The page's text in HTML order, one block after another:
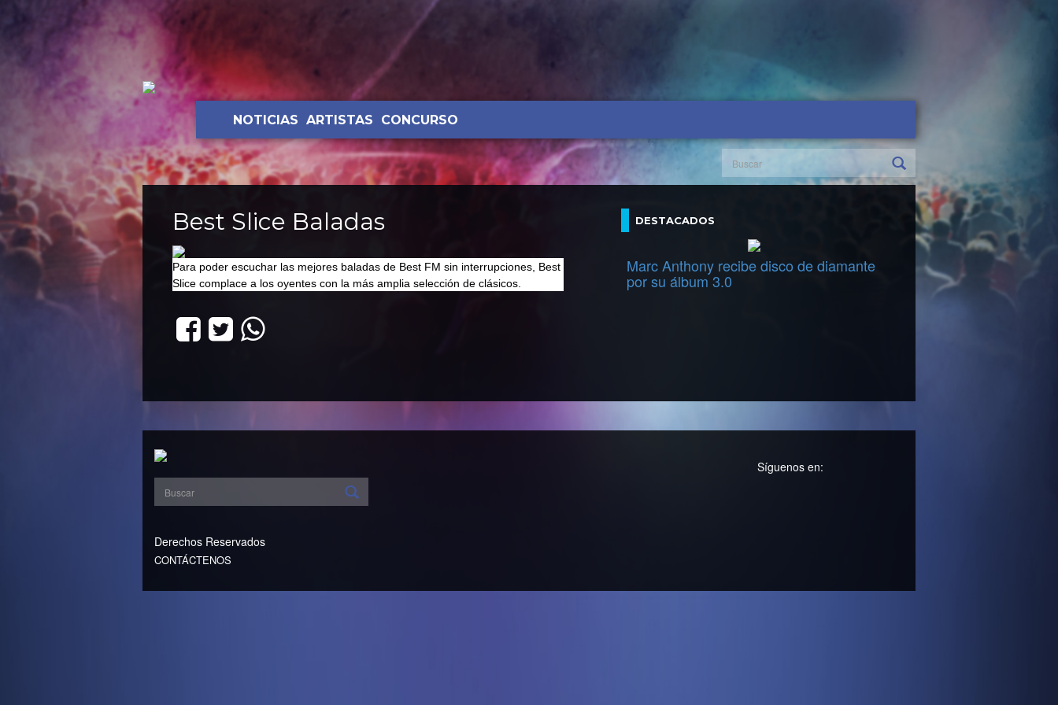
NOTICIAS ARTISTAS CONCURSO
Best Slice Baladas
Para poder escuchar las mejores baladas de Best FM sin interrupciones, Best
Slice complace a los oyentes con la más amplia selección de clásicos.
DESTACADOS
Marc Anthony recibe disco de diamante
por su álbum 3.0
Derechos Reservados
CONTÁCTENOS
Síguenos en: